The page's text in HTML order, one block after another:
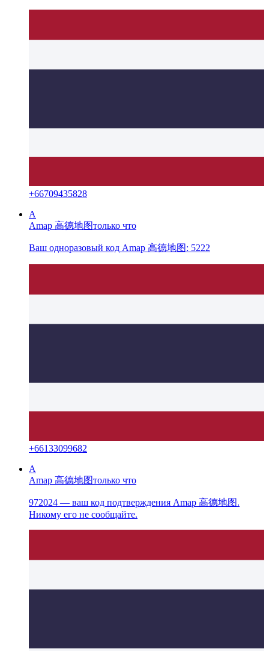
+66709435828
A
Amap 高德地图только что
Ваш одноразовый код Amap 高德地图: 5222
+66133099682
A
Amap 高德地图только что
972024 — ваш код подтверждения Amap 高德地图.
Никому его не сообщайте.